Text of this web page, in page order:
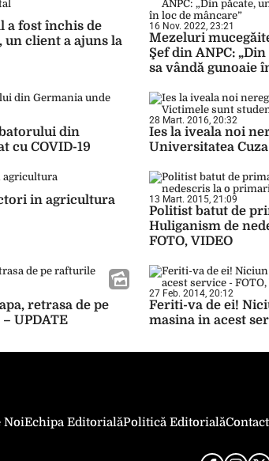
a fost închis de
un client a ajuns la
16 Nov. 2022, 23:21
Mezeluri
Şef din ANPC:
sa vândă gunoaie
din
cu COVID-19
28 Mart. 2016, 20:32
Ies la iveala noi
Universitatea
in agricultura 13 Mart. 2015, 21:09
Politist batut de
Huliganism de
FOTO, VIDEO
retrasa de pe
UPDATE
27 Feb. 2014, 20:12
Feriti-va de ei!
masina in acest
NoiEchipa EditorialăPolitică EditorialăContact